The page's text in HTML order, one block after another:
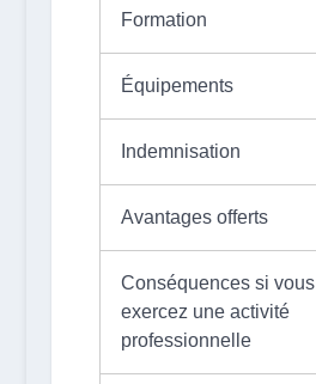
Formation
Équipements
Indemnisation
Avantages offerts
Conséquences si vous
exercez une activité
professionnelle